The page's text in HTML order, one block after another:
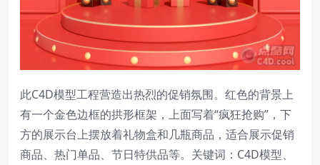
此C4D模型工程营造出热烈的促销氛围。红色的背景上
有一个金色边框的拱形框架，上面写着“疯狂抢购”，下
方的展示台上摆放着礼物盒和几瓶商品，适合展示促销
商品、热门单品、节日特供品等。关键词：C4D模型、